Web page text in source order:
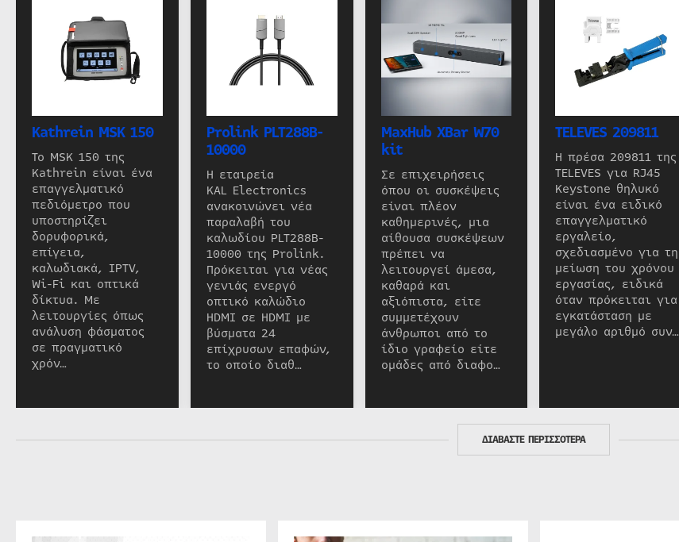
Kathrein MSK 150
Το MSK 150 της
Kathrein είναι ένα
επαγγελματικό
πεδιόμετρο που
υποστηρίζει
δορυφορικά,
επίγεια,
καλωδιακά, IPTV,
Wi-Fi και οπτικά
δίκτυα. Με
λειτουργίες όπως
ανάλυση φάσματος
σε πραγματικό
χρόν…
Prolink PLT288B-
10000
Η εταιρεία
KAL Electronics
ανακοινώνει νέα
παραλαβή του
καλωδίου PLT288B-
10000 της Prolink.
Πρόκειται για νέας
γενιάς ενεργό
οπτικό καλώδιο
HDMI σε HDMI με
βύσματα 24
επίχρυσων επαφών,
το οποίο διαθ…
MaxHub XBar W70
kit
Σε επιχειρήσεις
όπου οι συσκέψεις
είναι πλέον
καθημερινές, μια
αίθουσα συσκέψεων
πρέπει να
λειτουργεί άμεσα,
καθαρά και
αξιόπιστα, είτε
συμμετέχουν
άνθρωποι από το
ίδιο γραφείο είτε
ομάδες από διαφο…
TELEVES 209811
Η πρέσα 209811 της
TELEVES για RJ45
Keystone θηλυκό
είναι ένα ειδικό
επαγγελματικό
εργαλείο,
σχεδιασμένο για τη
μείωση του χρόνου
εργασίας, ειδικά
όταν πρόκειται για
εγκατάσταση με
μεγάλο αριθμό συν…
ΔΙΑΒΑΣΤΕ ΠΕΡΙΣΣΟΤΕΡΑ